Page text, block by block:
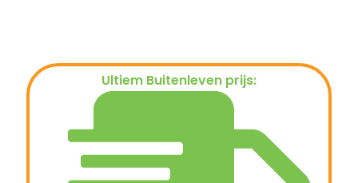
Ultiem Buitenleven prijs: